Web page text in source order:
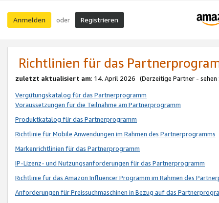
Anmelden oder Registrieren
Richtlinien für das
zuletzt aktualisiert am: 14. April 2026 (Derzeitige Partner - sehen
Vergütungskatalog für das Partnerprogramm
Voraussetzungen für die Teilnahme am Partnerprogramm
Produktkatalog für das Partnerprogramm
Richtlinie für Mobile Anwendungen im Rahmen des Partnerprogramms
Markenrichtlinien für das Partnerprogramm
IP-Lizenz- und Nutzungsanforderungen für das Partnerprogramm
Richtlinie für das Amazon Influencer Programm im Rahmen des
Anforderungen für Preissuchmaschinen in Bezug auf das